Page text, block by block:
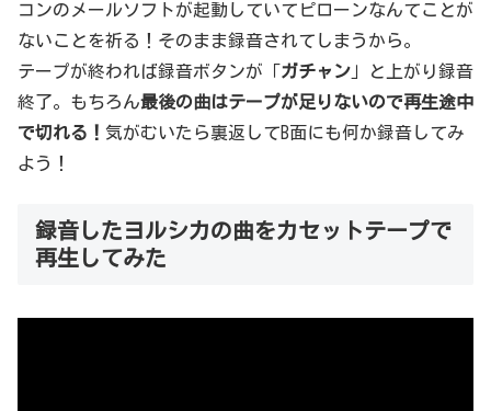
コンのメールソフトが起動していてピローンなんてことが
ないことを祈る！そのまま録音されてしまうから。
テープが終われば録音ボタンが「ガチャン 」と上がり録音
終了。もちろん最後の曲はテープが足りないので再生途中
で切れる！ 気がむいたら裏返してB面にも何か録音してみ
よう！
録音したヨルシカの曲をカセットテープで
再生してみた